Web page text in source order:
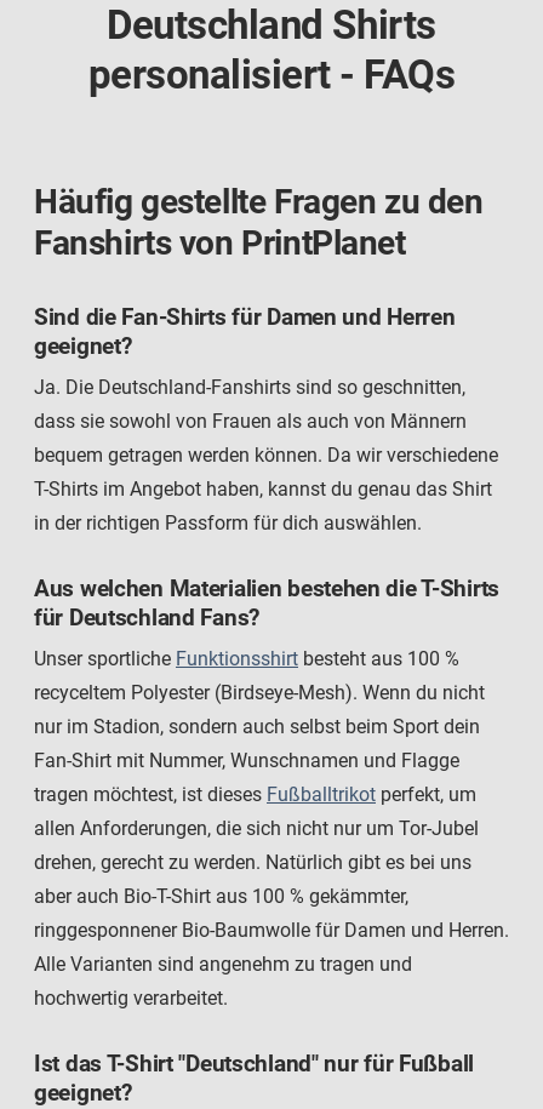
Deutschland Shirts
personalisiert - FAQs
Häufig gestellte Fragen zu den
Fanshirts von PrintPlanet
Sind die Fan-Shirts für Damen und Herren
geeignet?
Ja. Die Deutschland-Fanshirts sind so geschnitten,
dass sie sowohl von Frauen als auch von Männern
bequem getragen werden können. Da wir verschiedene
T-Shirts im Angebot haben, kannst du genau das Shirt
in der richtigen Passform für dich auswählen.
Aus welchen Materialien bestehen die T-Shirts
für Deutschland Fans?
Unser sportliche Funktionsshirt besteht aus 100 %
recyceltem Polyester (Birdseye-Mesh). Wenn du nicht
nur im Stadion, sondern auch selbst beim Sport dein
Fan-Shirt mit Nummer, Wunschnamen und Flagge
tragen möchtest, ist dieses Fußballtrikot perfekt, um
allen Anforderungen, die sich nicht nur um Tor-Jubel
drehen, gerecht zu werden. Natürlich gibt es bei uns
aber auch Bio-T-Shirt aus 100 % gekämmter,
ringgesponnener Bio-Baumwolle für Damen und Herren.
Alle Varianten sind angenehm zu tragen und
hochwertig verarbeitet.
Ist das T-Shirt "Deutschland" nur für Fußball
geeignet?